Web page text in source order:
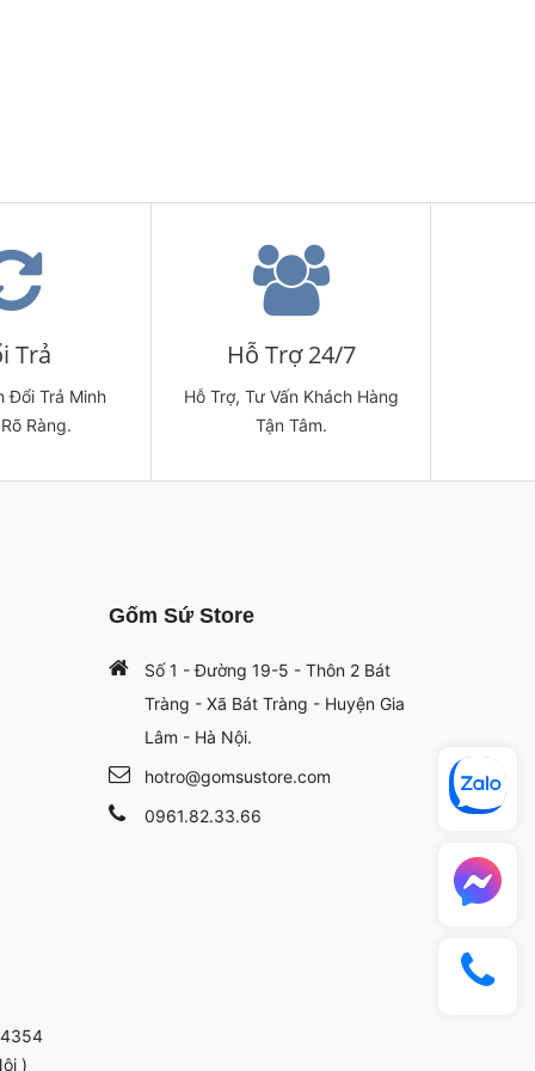
Trả
Đổi Trả Minh
Ràng.
Hỗ Trợ 24/7
Hỗ Trợ, Tư Vấn Khách Hàng
Tận Tâm.
Gốm Sứ Store
Số 1 - Đường 19-5 - Thôn 2 Bát
Tràng - Xã Bát Tràng - Huyện Gia
Lâm - Hà Nội.
hotro@gomsustore.com
0961.82.33.66
)